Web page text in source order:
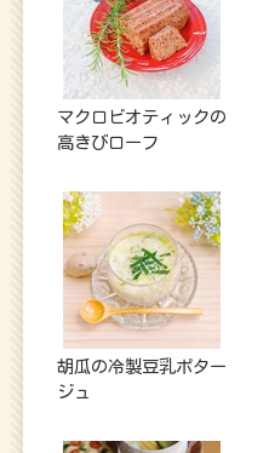
マクロビオティックの
高きびローフ
胡瓜の冷製豆乳ポター
ジュ